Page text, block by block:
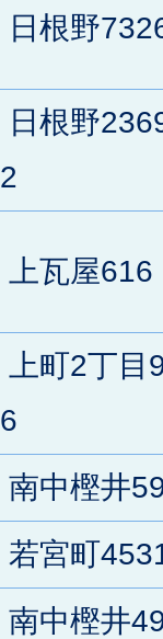
日根野
日根野
2
上瓦屋616
上町2丁目
6
南中樫井
若宮町
南中樫井